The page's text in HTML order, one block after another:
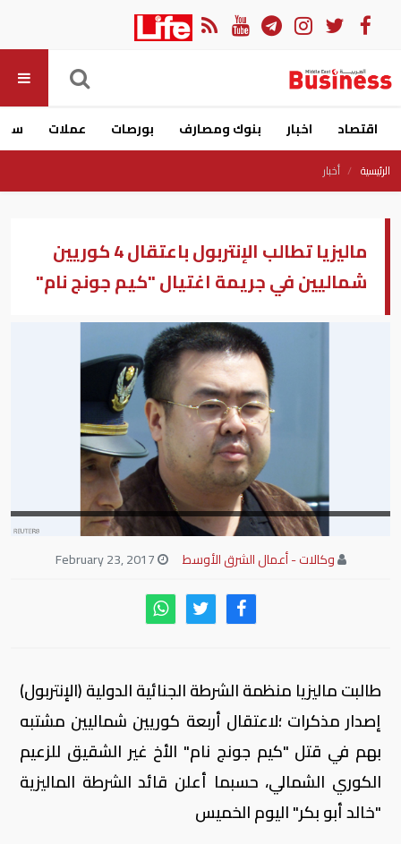
اقتصاد اخبار بنوك ومصارف بورصات عملات
الرئيسية أخبار
ماليزيا تطالب الإنتربول باعتقال 4 كوريين
شماليين في جريمة اغتيال "كيم جونج نام"
وكالات - أعمال الشرق الأوسط
طالبت ماليزيا منظمة الشرطة الجنائية الدولية (الإنتربول)
إصدار مذكرات ؛لاعتقال أربعة كوريين شماليين مشتبه
بهم في قتل "كيم جونج نام" الأخ غير الشقيق للزعيم
الكوري الشمالي، حسبما أعلن قائد الشرطة الماليزية
"خالد أبو بكر" اليوم الخميس